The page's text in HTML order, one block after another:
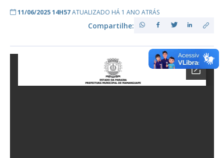
11/06/2025 14H57ATUALIZADO HÁ 1 ANO ATRÁS
Compartilhe: